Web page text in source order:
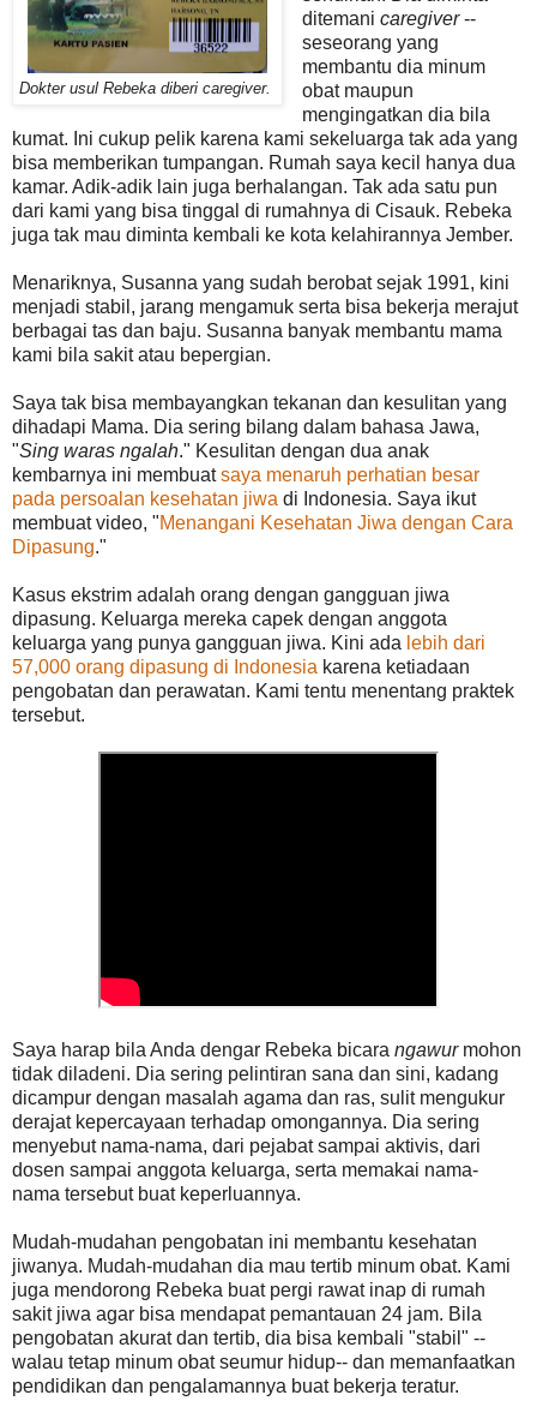
Dokter usul Rebeka diberi caregiver.
ditemani caregiver--
seseorang yang
membantu dia minum
obat maupun
mengingatkan dia bila
kumat. Ini cukup pelik karena kami sekeluarga tak ada yang
bisa memberikan tumpangan. Rumah saya kecil hanya dua
kamar. Adik-adik lain juga berhalangan. Tak ada satu pun
dari kami yang bisa tinggal di rumahnya di Cisauk. Rebeka
juga tak mau diminta kembali ke kota kelahirannya Jember.
Menariknya, Susanna yang sudah berobat sejak 1991, kini
menjadi stabil, jarang mengamuk serta bisa bekerja merajut
berbagai tas dan baju. Susanna banyak membantu mama
kami bila sakit atau bepergian.
Saya tak bisa membayangkan tekanan dan kesulitan yang
dihadapi Mama. Dia sering bilang dalam bahasa Jawa,
"Sing waras ngalah." Kesulitan dengan dua anak
kembarnya ini membuatsaya menaruh perhatian besar
pada persoalan kesehatan jiwa di Indonesia. Saya ikut
membuat video, "Menangani Kesehatan Jiwa dengan Cara
Dipasung."
Kasus ekstrim adalah orang dengan gangguan jiwa
dipasung. Keluarga mereka capek dengan anggota
keluarga yang punya gangguan jiwa. Kini ada lebih dari
57,000 orang dipasung di Indonesia karena ketiadaan
pengobatan dan perawatan. Kami tentu menentang praktek
tersebut.
Saya harap bila Anda dengar Rebeka bicara ngawurmohon
tidak diladeni. Dia sering pelintiran sana dan sini, kadang
dicampur dengan masalah agama dan ras, sulit mengukur
derajat kepercayaan terhadap omongannya. Dia sering
menyebut nama-nama, dari pejabat sampai aktivis, dari
dosen sampai anggota keluarga, serta memakai nama-
nama tersebut buat keperluannya.
Mudah-mudahan pengobatan ini membantu kesehatan
jiwanya. Mudah-mudahan dia mau tertib minum obat. Kami
juga mendorong Rebeka buat pergi rawat inap di rumah
sakit jiwa agar bisa mendapat pemantauan 24 jam. Bila
pengobatan akurat dan tertib, dia bisa kembali "stabil" --
walau tetap minum obat seumur hidup-- dan memanfaatkan
pendidikan dan pengalamannya buat bekerja teratur.